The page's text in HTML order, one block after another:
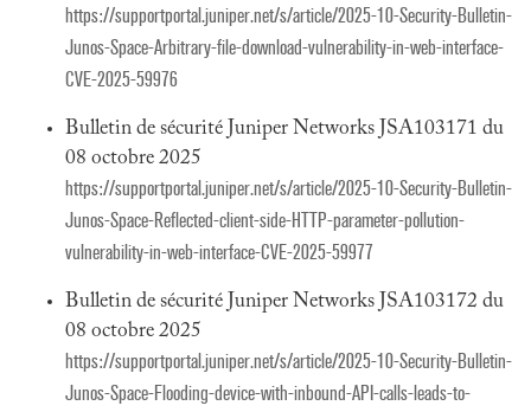
https://supportportal.juniper.net/s/article/2025-10-Security-Bulletin-
Junos-Space-Arbitrary-file-download-vulnerability-in-web-interface-
CVE-2025-59976
Bulletin de sécurité Juniper Networks JSA103171 du
08 octobre 2025
https://supportportal.juniper.net/s/article/2025-10-Security-Bulletin-
Junos-Space-Reflected-client-side-HTTP-parameter-pollution-
vulnerability-in-web-interface-CVE-2025-59977
Bulletin de sécurité Juniper Networks JSA103172 du
08 octobre 2025
https://supportportal.juniper.net/s/article/2025-10-Security-Bulletin-
Junos-Space-Flooding-device-with-inbound-API-calls-leads-to-